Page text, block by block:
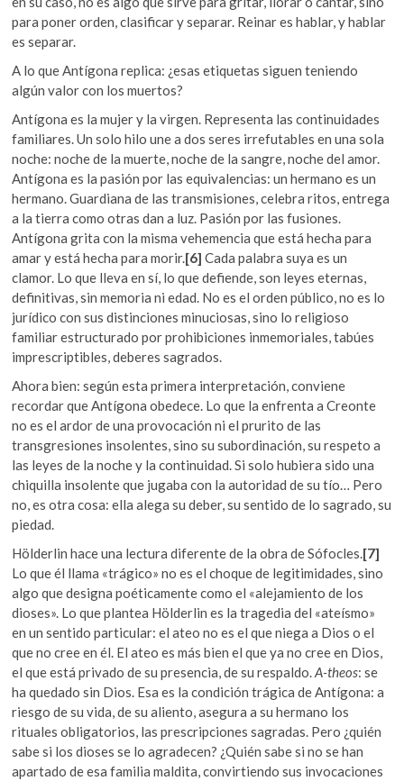
para poner orden, clasificar y separar. Reinar es hablar, y hablar
es separar.
A lo que Antígona replica: ¿esas etiquetas siguen teniendo
algún valor con los muertos?
Antígona es la mujer y la virgen. Representa las continuidades
familiares. Un solo hilo une a dos seres irrefutables en una sola
noche: noche de la muerte, noche de la sangre, noche del amor.
Antígona es la pasión por las equivalencias: un hermano es un
hermano. Guardiana de las transmisiones, celebra ritos, entrega
a la tierra como otras dan a luz. Pasión por las fusiones.
Antígona grita con la misma vehemencia que está hecha para
amar y está hecha para morir.[6] Cada palabra suya es un
clamor. Lo que lleva en sí, lo que defiende, son leyes eternas,
definitivas, sin memoria ni edad. No es el orden público, no es lo
jurídico con sus distinciones minuciosas, sino lo religioso
familiar estructurado por prohibiciones inmemoriales, tabúes
imprescriptibles, deberes sagrados.
Ahora bien: según esta primera interpretación, conviene
recordar que Antígona obedece. Lo que la enfrenta a Creonte
no es el ardor de una provocación ni el prurito de las
transgresiones insolentes, sino su subordinación, su respeto a
las leyes de la noche y la continuidad. Si solo hubiera sido una
chiquilla insolente que jugaba con la autoridad de su tío… Pero
no, es otra cosa: ella alega su deber, su sentido de lo sagrado, su
piedad.
Hölderlin hace una lectura diferente de la obra de Sófocles.[7]
Lo que él llama «trágico» no es el choque de legitimidades, sino
algo que designa poéticamente como el «alejamiento de los
dioses». Lo que plantea Hölderlin es la tragedia del «ateísmo»
en un sentido particular: el ateo no es el que niega a Dios o el
que no cree en él. El ateo es más bien el que ya no cree en Dios,
el que está privado de su presencia, de su respaldo.A-theos: se
ha quedado sin Dios. Esa es la condición trágica de Antígona: a
riesgo de su vida, de su aliento, asegura a su hermano los
rituales obligatorios, las prescripciones sagradas. Pero ¿quién
sabe si los dioses se lo agradecen? ¿Quién sabe si no se han
apartado de esa familia maldita, convirtiendo sus invocaciones